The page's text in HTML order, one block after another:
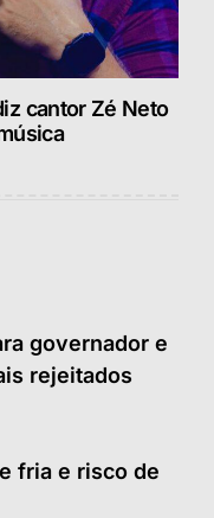
cantor Zé Neto
governador e
rejeitados
fria e risco de